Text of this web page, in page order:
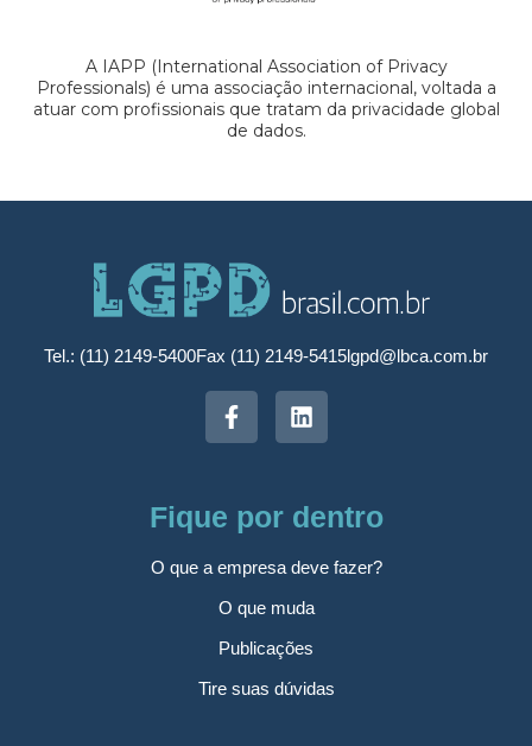
A IAPP (International Association of Privacy
Professionals) é uma associação internacional, voltada a
atuar com profissionais que tratam da privacidade global
de dados.
Tel.: (11) 2149-5400Fax (11) 2149-5415lgpd@lbca.com.br
Fique por dentro
O que a empresa deve fazer?
O que muda
Publicações
Tire suas dúvidas